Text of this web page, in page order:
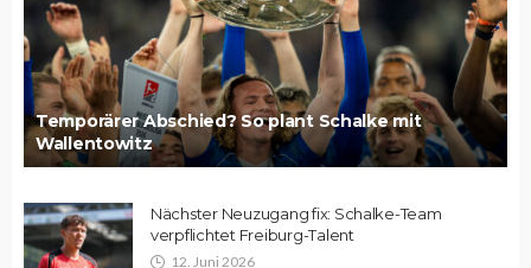
Temporärer Abschied? So plant Schalke mit
Wallentowitz
Nächster Neuzugang fix: Schalke-Team
verpflichtet Freiburg-Talent
12. Juni 2026